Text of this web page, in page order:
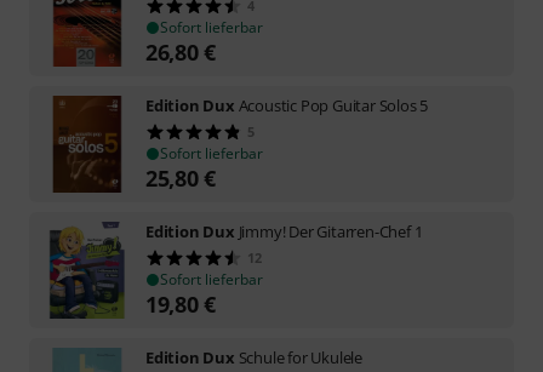
4
Sofort lieferbar
26,80€
Edition Dux Acoustic Pop Guitar Solos 5
5
Sofort lieferbar
25,80€
Edition Dux Jimmy! Der Gitarren-Chef 1
12
Sofort lieferbar
19,80€
Edition Dux Schule for Ukulele